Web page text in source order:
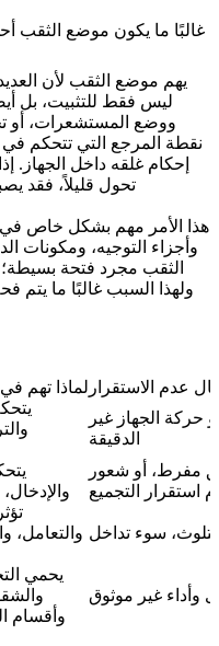
يهم موضع الثقب لأن
ليس فقط للتثبيت، بل
ووضع المستشعرات، أو
نقطة المرجع التي تتحكم
إحكام غلقه داخل الجهاز.
تحول قليلاً، فقد
هذا الأمر مهم بشكل خاص في
وأجزاء التوجيه، ومكونات
الثقب مجرد فتحة بسيطة؛
ولهذا السبب غالبًا ما يتم
لماذا تهم عدم الاستقرار
حركة الجهاز غير
الدقيقة
مفرط، أو شعور
استقرار التجميع
والتعامل، سوء تداخل
يحمي
وأقسام
وأداء غير موثوق